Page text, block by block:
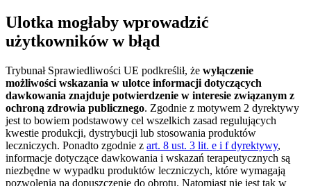
Ulotka mogłaby wprowadzić
użytkowników w błąd
Trybunał Sprawiedliwości UE podkreślił, że wyłączenie
możliwości wskazania w ulotce informacji dotyczących
dawkowania znajduje potwierdzenie w interesie związanym z
ochroną zdrowia publicznego. Zgodnie z motywem 2 dyrektywy
jest to bowiem podstawowy cel wszelkich zasad regulujących
kwestie produkcji, dystrybucji lub stosowania produktów
leczniczych. Ponadto zgodnie z art. 8 ust. 3 lit. e i f dyrektywy,
informacje dotyczące dawkowania i wskazań terapeutycznych są
niezbędne w wypadku produktów leczniczych, które wymagają
pozwolenia na dopuszczenie do obrotu. Natomiast nie jest tak w